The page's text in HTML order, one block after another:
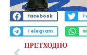
Facebook
Telegram
ПРЕТХОДНО